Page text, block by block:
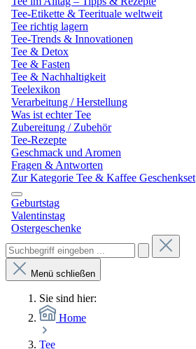
Tee-Etikette & Teerituale weltweit
Tee richtig lagern
Tee-Trends & Innovationen
Tee & Detox
Tee & Fasten
Tee & Nachhaltigkeit
Teelexikon
Verarbeitung / Herstellung
Was ist echter Tee
Zubereitung / Zubehör
Tee-Rezepte
Geschmack und Aromen
Fragen & Antworten
Zur Kategorie Tee & Kaffee Geschenkset
Geburtstag
Valentinstag
Ostergeschenke
Menü schließen
Sie sind hier:
Home
Tee